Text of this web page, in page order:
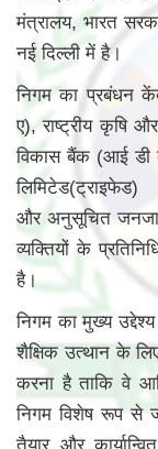
मंत्रालय, भारत
नई दिल्ली में है।
निगम का प्रबंधन
ए), राष्ट्रीय कृषि
विकास बैंक (आई डी
लिमिटेड(ट्राइफेड)
और अनुसूचित
व्‍यक्‍तियों के
है।
निगम का मुख्य
शैक्षिक उत्थान के
करना है ताकि वे
निगम विशेष रूप से
तैयार और